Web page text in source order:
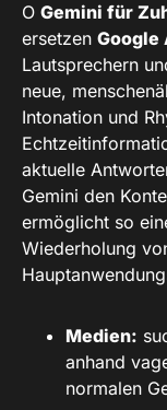
O Gemini für
ersetzen Google
Lautsprechern
neue,
Intonation und
aktuelle
Gemini den
ermöglicht so
Wiederholung
Medien:
anhand
normalen